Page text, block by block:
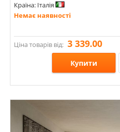
Країна: Італія
Немає наявності
Ціна товарів від: 3 339.00
Купити
Розміри: 1200х1200х9; 600х1200х9;
Стилі: Під камінь;